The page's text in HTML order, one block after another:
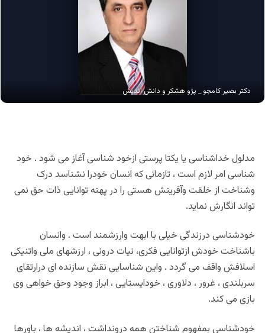
دکتر بصیر کامجو _ پژو هشکر و دانش اندیش
مدلول خداشناسی یا یکتا پرستی ازخود شناسی آغاز می شود . خود
شناسی امر لازم است ، تازمانی که انسان خودرا نشناسد درک
وشناخت از خلقت وآفرینش هستی را در پهنه توانایی ذات حق نمی
تواند انگارش نماید.
خودشناسی درزندگی خیلی با ابهت وارزشمند است . وانسان
باشناخت خودش ازتوانایی فکری، نیات درونی ، ارزشهای ملی واتنیکی
اسلافش واقف می گردد . واین شناسایی نقش سازنده ای درارتقای
سربلندی ، غرور ، دلاوری ، خودایستایی ، ابراز وجود وحق خواهی وی
بازی می کند.
خودشناسی بمفهوم شناختن همه درونداشت ، اندیشه ها ، باورها